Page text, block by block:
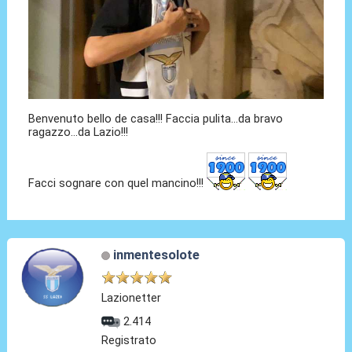
Benvenuto bello de casa!!! Faccia pulita...da bravo
ragazzo...da Lazio!!!
Facci sognare con quel mancino!!!
inmentesolote
Lazionetter
2.414
Registrato